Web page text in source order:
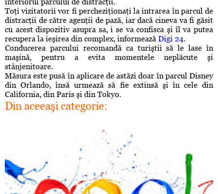
interiorul parcului de distracţii.
Toţi vizitatorii vor fi percheziţionaţi la intrarea în parcul de
distracţii de către agenţii de pază, iar dacă cineva va fi găsit
cu acest dispozitiv asupra sa, i se va confisca şi îl va putea
recupera la ieşirea din complex, informează Digi 24.
Conducerea parcului recomandă ca turiştii să le lase în
maşină, pentru a evita momentele neplăcute şi
stânjenitoare.
Măsura este pusă în aplicare de astăzi doar în parcul Disney
din Orlando, însă urmează să fie extinsă şi în cele din
California, din Paris şi din Tokyo.
Din aceeaşi categorie: